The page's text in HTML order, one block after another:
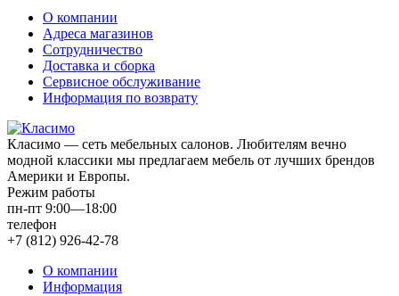
О компании
Адреса магазинов
Сотрудничество
Доставка и сборка
Сервисное обслуживание
Информация по возврату
Класимо — cеть мебельных салонов. Любителям вечно
модной классики мы предлагаем мебель от лучших брендов
Америки и Европы.
Режим работы
пн-пт 9:00—18:00
телефон
+7 (812) 926-42-78
О компании
Информация